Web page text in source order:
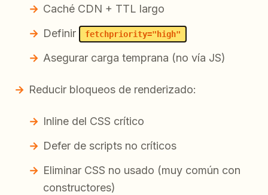
Caché CDN + TTL largo
Definir
fetchpriority="high"
Asegurar carga temprana (no vía JS)
Reducir bloqueos de renderizado:
Inline del CSS crítico
Defer de scripts no críticos
Eliminar CSS no usado (muy común con
constructores)